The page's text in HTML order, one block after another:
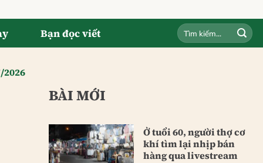
Bạn đọc viết
2026
BÀI MỚI
Ở tuổi 60, người thợ cơ
khí tìm lại nhịp bán
hàng qua livestream